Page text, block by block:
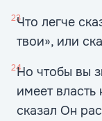
23Что легче
твои», или
24Но чтобы вы
имеет
сказал Он